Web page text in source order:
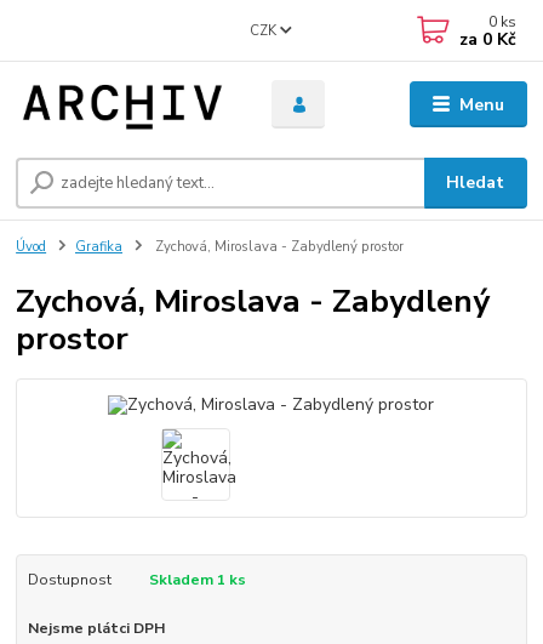
Menu
CZK
Hledat
0 ks
za 0 Kč
Úvod Grafika Zychová, Miroslava - Zabydlený prostor
Zychová, Miroslava - Zabydlený
prostor
Dostupnost Skladem 1 ks
Nejsme plátci DPH